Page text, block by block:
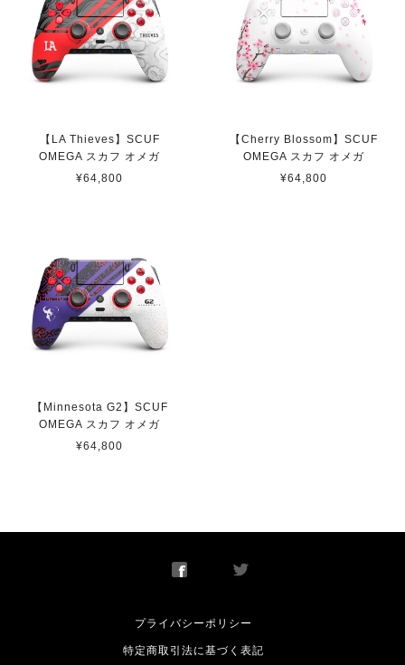
即日発送
2022/11/16
便利ですね ありがとうございました
取り寄せ（3-4週間）
2022/11/13
に嬉しく思っています。 不具合の際は修理も受け付けて
くれると言う事で、今後も安心して使用出来ます。 かな
り良心的なショップだと思います。
2022/05/24
【LA Thieves】SCUF
OMEGA スカフ オメガ
¥64,800
【Cherry Blossom】SCUF
OMEGA スカフ オメガ
¥64,800
【Minnesota G2】SCUF
OMEGA スカフ オメガ
¥64,800
プライバシーポリシー
特定商取引法に基づく表記